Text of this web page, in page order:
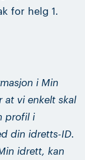
for helg 1.
i Min
at vi enkelt skal
profil i
din idretts-ID.
idrett, kan